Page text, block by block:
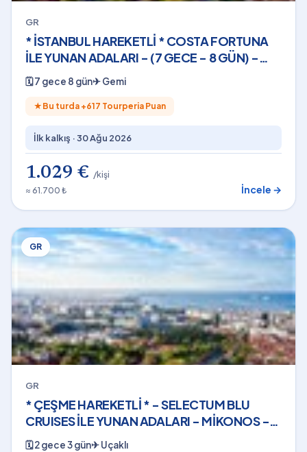
GR
* İSTANBUL HAREKETLİ * COSTA FORTUNA
İLE YUNAN ADALARI - (7 GECE - 8 GÜN) -
2026
🗓7 gece 8 gün✈Gemi
★ Bu turda +617 Tourperia Puan
İlk kalkış ·30 Ağu 2026
1.029 € /kişi
≈ 61.700 ₺
İncele →
GR
GR
* ÇEŞME HAREKETLİ * - SELECTUM BLU
CRUISES İLE YUNAN ADALARI - MİKONOS -
(2 GECE - 3 GÜN) - 2026
🗓2 gece 3 gün✈Uçaklı